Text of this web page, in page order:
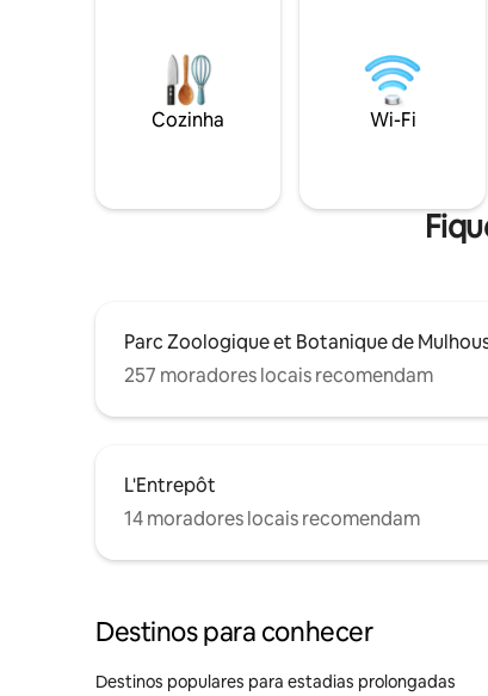
Cozinha Wi-Fi
Parc Zoologique et Botanique de
257 moradores locais recomendam
L'Entrepôt
14 moradores locais recomendam
Destinos para conhecer
Destinos populares para estadias prolongadas